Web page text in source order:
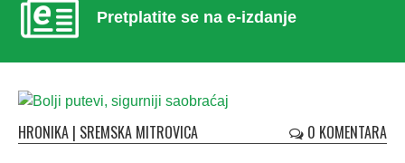
Pretplatite se na e-izdanje
HRONIKA | SREMSKA MITROVICA 0 KOMENTARA